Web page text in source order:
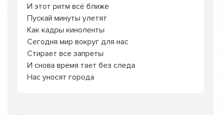
И этот ритм всё ближе
Пускай минуты улетят
Как кадры киноленты
Сегодня мир вокруг для нас
Стирает все запреты
И снова время тает без следа
Нас уносят города